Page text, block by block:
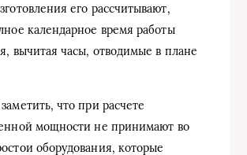
его рассчитывают,
календарное время работы
вычитая часы, отводимые в плане
что при расчете
мощности не принимают во
оборудования, которые